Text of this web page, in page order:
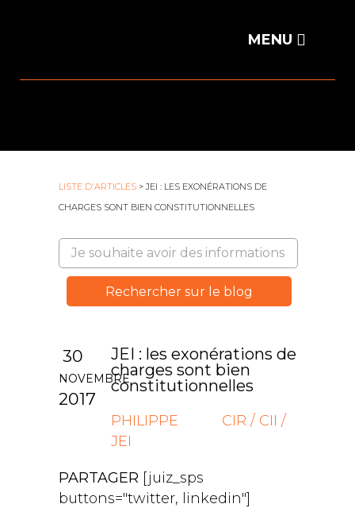
LISTE D'ARTICLES > JEI : LES EXONÉRATIONS DE
CHARGES SONT BIEN CONSTITUTIONNELLES
30
NOVEMBRE
2017
JEI : les exonérations de
charges sont bien
constitutionnelles
PHILIPPE
CIR / CII /
JEI
PARTAGER [juiz_sps
buttons="twitter, linkedin"]